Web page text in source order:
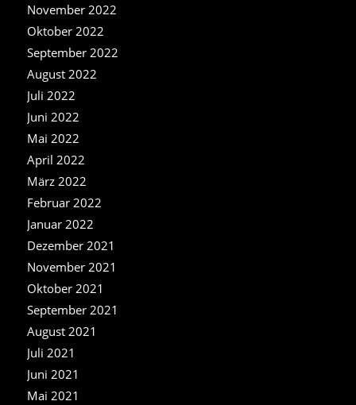
November 2022
Oktober 2022
September 2022
August 2022
Juli 2022
Juni 2022
Mai 2022
April 2022
März 2022
Februar 2022
Januar 2022
Dezember 2021
November 2021
Oktober 2021
September 2021
August 2021
Juli 2021
Juni 2021
Mai 2021